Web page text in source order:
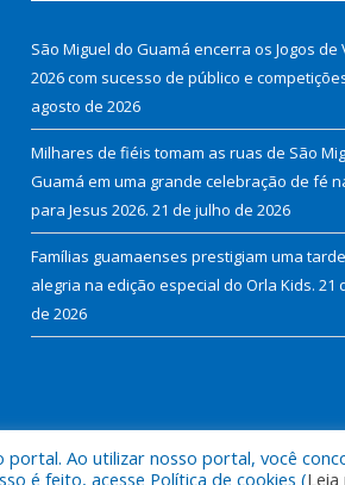
São Miguel do Guamá encerra os Jogos de
2026 com sucesso de público e
agosto de 2026
Milhares de fiéis tomam as ruas de São
Guamá em uma grande celebração de fé
para Jesus 2026. 21 de julho de 2026
Famílias guamaenses prestigiam uma
alegria na edição especial do Orla Kids. 21
de 2026
Miguel do Guamá.
Ao utilizar nosso portal, você
é feito, acesse Política de cookies (Leia